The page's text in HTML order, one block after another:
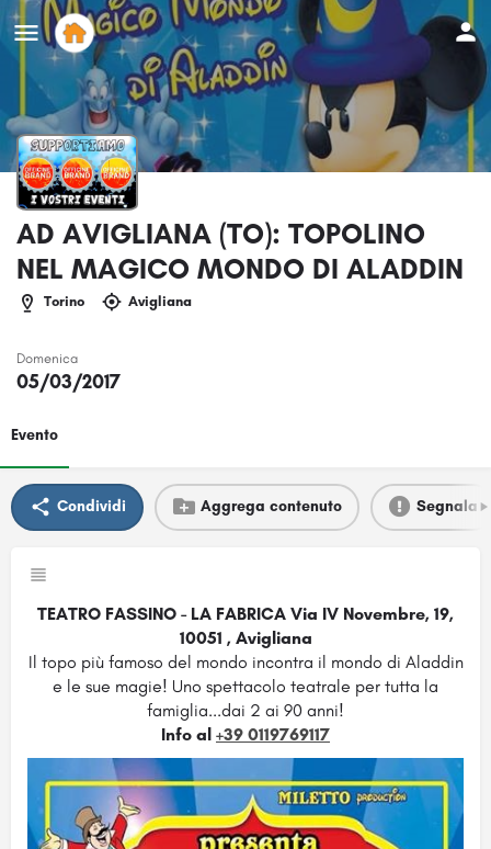
AD AVIGLIANA (TO): TOPOLINO
NEL MAGICO MONDO DI ALADDIN
Torino Avigliana
Domenica
05/03/2017
Evento
Condividi Aggrega contenuto Segnala
TEATRO FASSINO - LA FABRICA Via IV Novembre, 19,
10051 , Avigliana
Il topo più famoso del mondo incontra il mondo di Aladdin
e le sue magie! Uno spettacolo teatrale per tutta la
famiglia...dai 2 ai 90 anni!
Info al +39 0119769117